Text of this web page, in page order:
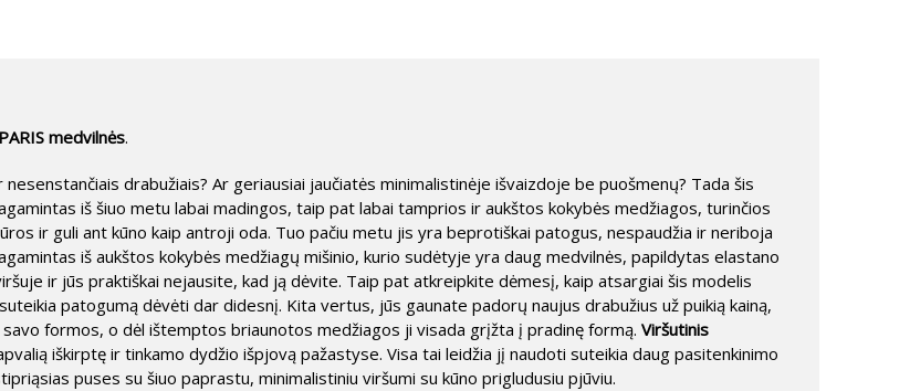
medvilnės.
drabužiais? Ar geriausiai jaučiatės minimalistinėje išvaizdoje be puošmenų? Tada šis
iš šiuo metu labai madingos, taip pat labai tamprios ir aukštos kokybės medžiagos, turinčios
ir guli ant kūno kaip antroji oda. Tuo pačiu metu jis yra beprotiškai patogus, nespaudžia ir neriboja
iš aukštos kokybės medžiagų mišinio, kurio sudėtyje yra daug medvilnės, papildytas elastano
ir jūs praktiškai nejausite, kad ją dėvite. Taip pat atkreipkite dėmesį, kaip atsargiai šis modelis
patogumą dėvėti dar didesnį. Kita vertus, jūs gaunate padorų naujus drabužius už puikią kainą,
formos, o dėl ištemptos briaunotos medžiagos ji visada grįžta į pradinę formą. Viršutinis
iškirptę ir tinkamo dydžio išpjovą pažastyse. Visa tai leidžia jį naudoti suteikia daug pasitenkinimo
puses su šiuo paprastu, minimalistiniu viršumi su kūno prigludusiu pjūviu.